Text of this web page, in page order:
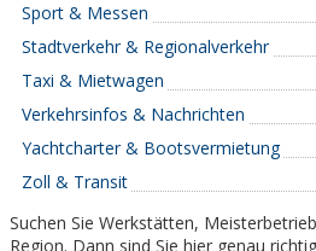
Sport & Messen
Stadtverkehr & Regionalverkehr
Taxi & Mietwagen
Verkehrsinfos & Nachrichten
Yachtcharter & Bootsvermietung
Zoll & Transit
Suchen Sie Werkstätten,
Region. Dann sind Sie hier genau